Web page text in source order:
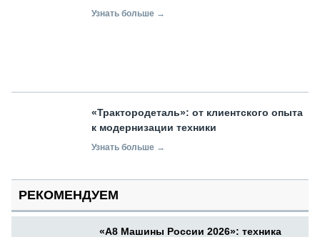
Узнать больше →
«Трактородеталь»: от клиентского опыта
к модернизации техники
Узнать больше →
РЕКОМЕНДУЕМ
«А8 Машины России 2026»: техника